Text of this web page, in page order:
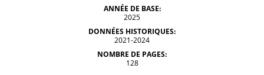
ANNÉE DE BASE:
2025
DONNÉES HISTORIQUES:
2021-2024
NOMBRE DE PAGES:
128